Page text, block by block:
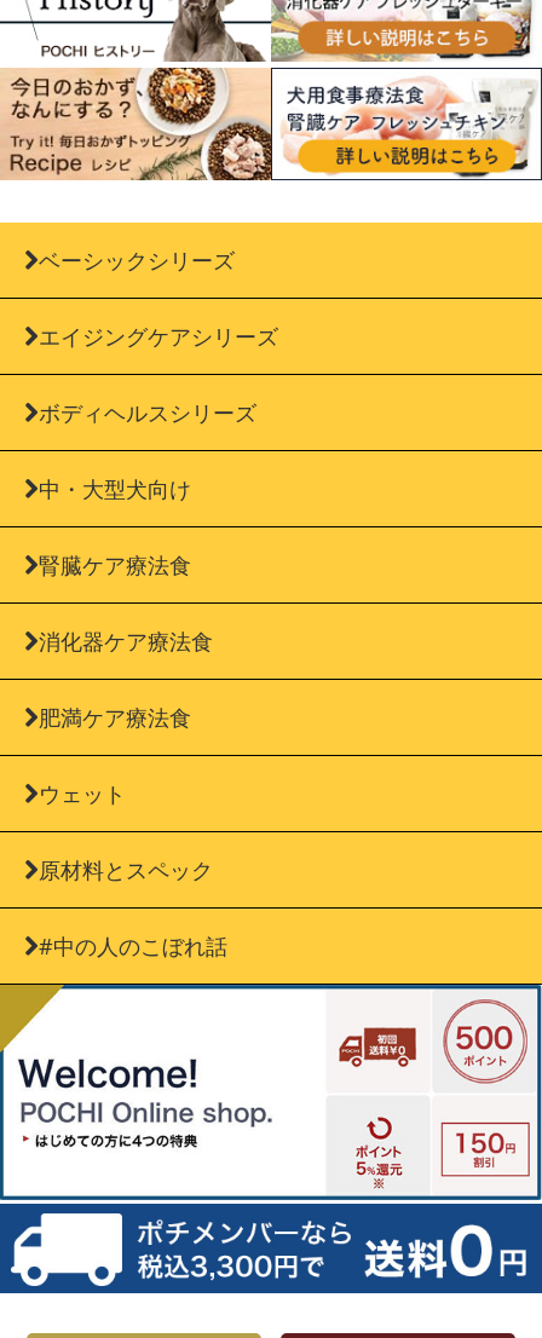
ベーシックシリーズ
エイジングケアシリーズ
ボディヘルスシリーズ
中・大型犬向け
腎臓ケア療法食
消化器ケア療法食
肥満ケア療法食
ウェット
原材料とスペック
#中の人のこぼれ話